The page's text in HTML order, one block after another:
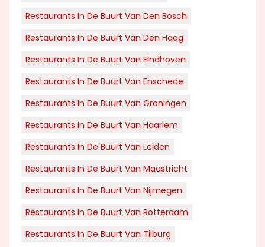
Restaurants In De Buurt Van Den Bosch
Restaurants In De Buurt Van Den Haag
Restaurants In De Buurt Van Eindhoven
Restaurants In De Buurt Van Enschede
Restaurants In De Buurt Van Groningen
Restaurants In De Buurt Van Haarlem
Restaurants In De Buurt Van Leiden
Restaurants In De Buurt Van Maastricht
Restaurants In De Buurt Van Nijmegen
Restaurants In De Buurt Van Rotterdam
Restaurants In De Buurt Van Tilburg